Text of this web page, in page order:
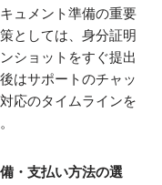
ュメント準備の重要
としては、身分証明
ショットをすぐ提出
はサポートのチャッ
応のタイムラインを
・支払い方法の選